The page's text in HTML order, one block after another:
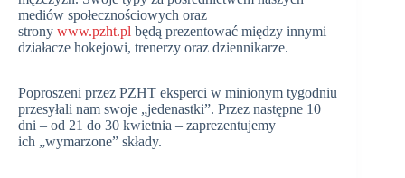
mediów społecznościowych oraz
strony www.pzht.pl będą prezentować między innymi
działacze hokejowi, trenerzy oraz dziennikarze.
Poproszeni przez PZHT eksperci w minionym tygodniu
przesyłali nam swoje „jedenastki”. Przez następne 10
dni – od 21 do 30 kwietnia – zaprezentujemy
ich „wymarzone” składy.